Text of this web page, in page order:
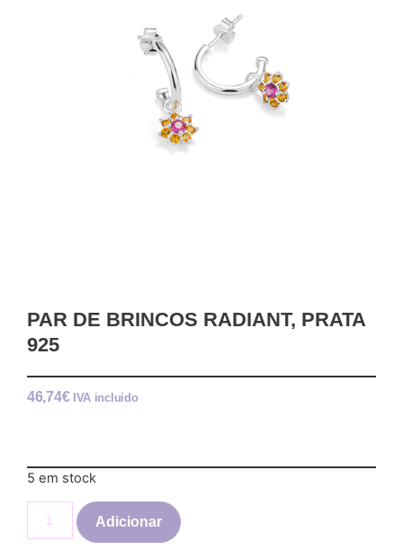
PAR DE BRINCOS RADIANT, PRATA
925
46,74€ IVA incluido
5 em stock
Adicionar